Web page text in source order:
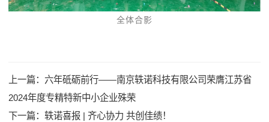
全体合影
上一篇： 六年砥砺前行——南京轶诺科技有限公司荣膺江苏省
2024年度专精特新中小企业殊荣
下一篇： 轶诺喜报 | 齐心协力 共创佳绩！